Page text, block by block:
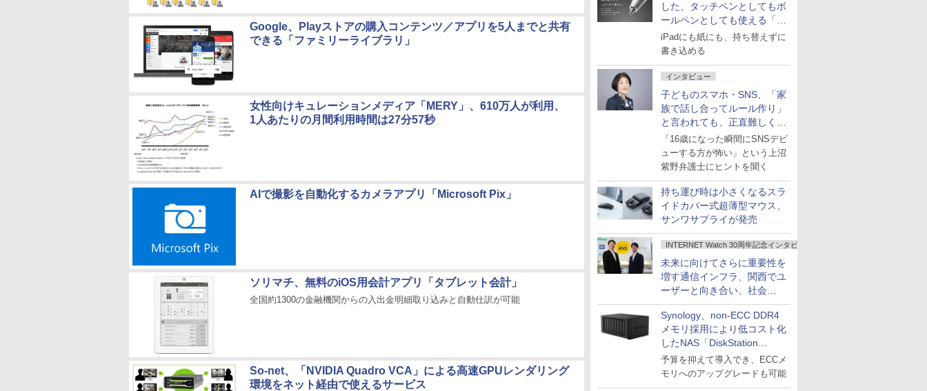
した、タッチペンとしてもボ
ールペンとしても使える「ス
タイラスツーウェイ」発売
iPadにも紙にも、持ち替えずに
書き込める
インタビュー
子どものスマホ・SNS、「家
族で話し合ってルール作り」
と言われても、正直難しくな
いですか？
「16歳になった瞬間にSNSデビ
ューする方が怖い」という上沼
紫野弁護士にヒントを聞く
持ち運び時は小さくなるスラ
イドカバー式超薄型マウス、
サンワサプライが発売
INTERNET Watch 30周年記念インタビュー
未来に向けてさらに重要性を
増す通信インフラ、関西でユ
ーザーと向き合い、社会
の“あたらしい”を起動し続け
る～オプテージ
Synology、non-ECC DDR4
メモリ採用により低コスト化
したNAS「DiskStation
neo+」シリーズ
予算を抑えて導入でき、ECCメ
モリへのアップグレードも可能
Google、Playストアの購入コンテンツ／アプリを5人までと共有
できる「ファミリーライブラリ」
女性向けキュレーションメディア「MERY」、610万人が利用、
1人あたりの月間利用時間は27分57秒
AIで撮影を自動化するカメラアプリ「Microsoft Pix」
ソリマチ、無料のiOS用会計アプリ「タブレット会計」
全国約1300の金融機関からの入出金明細取り込みと自動仕訳が可能
So-net、「NVIDIA Quadro VCA」による高速GPUレンダリング
環境をネット経由で使えるサービス